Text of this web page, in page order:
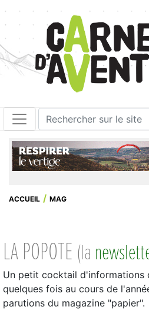
ACCUEIL MAG
LA POPOTE (la
Un petit cocktail d'informations
quelques fois au cours de
parutions du magazine "papier".